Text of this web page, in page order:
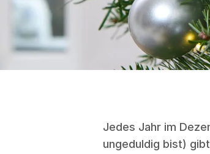
Jedes Jahr im
ungeduldig bist)